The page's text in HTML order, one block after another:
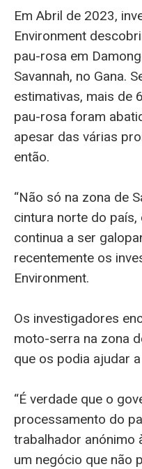
Em Abril de 2023,
Environment
pau-rosa em
Savannah, no Gana.
estimativas, mais de
pau-rosa foram
apesar das várias
então.
“Não só na zona de
cintura norte do
continua a ser
recentemente os
Environment.
Os investigadores
moto-serra na zona
que os podia ajudar
“É verdade que o
processamento do
trabalhador anónimo
um negócio que não